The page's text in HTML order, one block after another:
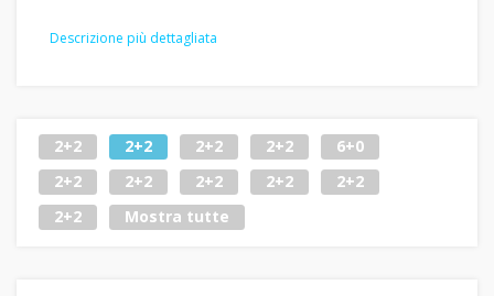
Descrizione più dettagliata
2+2 2+2 2+2 2+2
6+0
2+2
2+2 2+2 2+2
2+2
2+2
Mostra tutte